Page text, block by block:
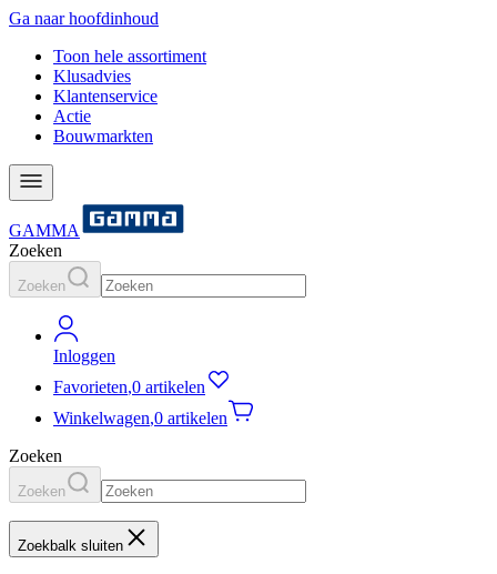
Ga naar hoofdinhoud
Toon hele assortiment
Klusadvies
Klantenservice
Actie
Bouwmarkten
GAMMA
Zoeken
Zoeken
Inloggen
Favorieten,0 artikelen
Winkelwagen,0 artikelen
Zoeken
Zoeken
Zoekbalk sluiten